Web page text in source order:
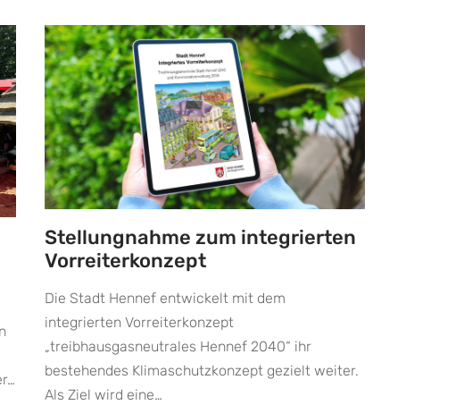
Stellungnahme zum integrierten
Vorreiterkonzept
Die Stadt Hennef entwickelt mit dem
integrierten Vorreiterkonzept
„treibhausgasneutrales Hennef 2040“ ihr
bestehendes Klimaschutzkonzept gezielt weiter.
Als Ziel wird eine…